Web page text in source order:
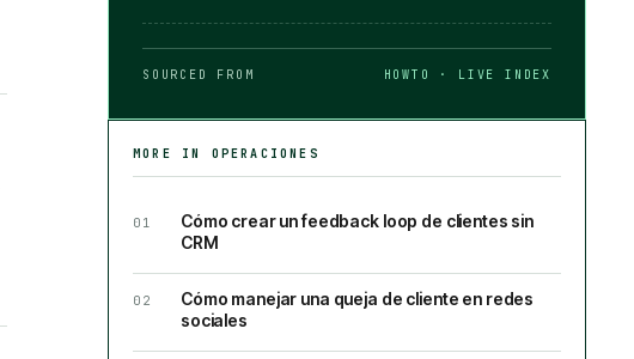
SOURCED FROM HOWTO · LIVE INDEX
MORE IN OPERACIONES
01
Cómo crear un feedback loop de clientes sin
CRM
02
Cómo manejar una queja de cliente en redes
sociales